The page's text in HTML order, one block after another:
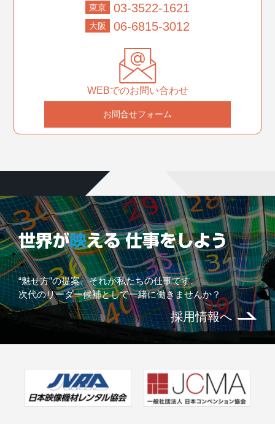
東京 03-3522-1621
大阪 06-6815-3012
WEBでのお問い合わせ
お問合せフォーム
“魅せ方”の提案、それが私たちの仕事です。
次代のリーダー候補として一緒に働きませんか？
採用情報へ